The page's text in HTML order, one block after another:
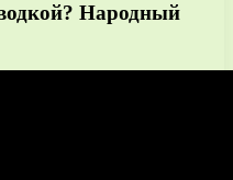
Народный